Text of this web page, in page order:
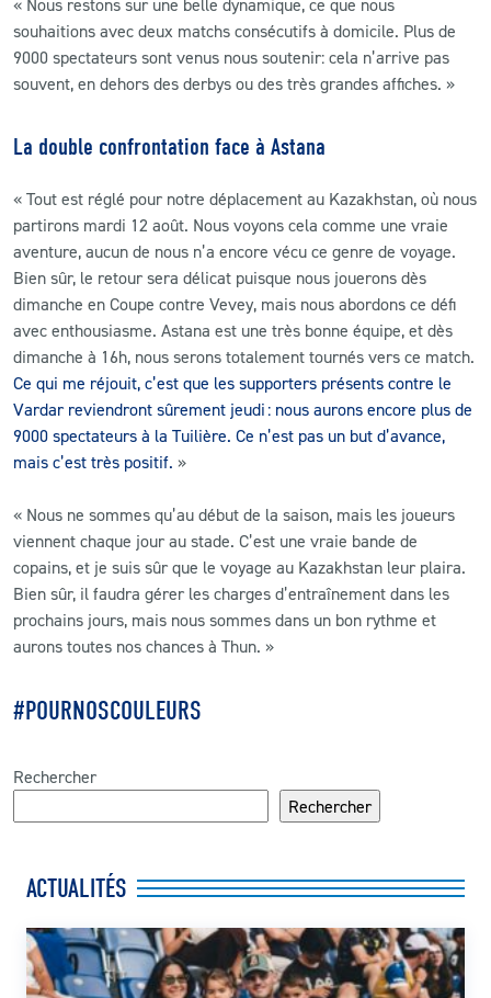
« Nous restons sur une belle dynamique, ce que nous
souhaitions avec deux matchs consécutifs à domicile. Plus de
9000 spectateurs sont venus nous soutenir: cela n’arrive pas
souvent, en dehors des derbys ou des très grandes affiches. »
La double confrontation face à Astana
« Tout est réglé pour notre déplacement au Kazakhstan, où nous
partirons mardi 12 août. Nous voyons cela comme une vraie
aventure, aucun de nous n’a encore vécu ce genre de voyage.
Bien sûr, le retour sera délicat puisque nous jouerons dès
dimanche en Coupe contre Vevey, mais nous abordons ce défi
avec enthousiasme. Astana est une très bonne équipe, et dès
dimanche à 16h, nous serons totalement tournés vers ce match.
Ce qui me réjouit, c’est que les supporters présents contre le
Vardar reviendront sûrement jeudi : nous aurons encore plus de
9000 spectateurs à la Tuilière. Ce n’est pas un but d’avance,
mais c’est très positif. »
« Nous ne sommes qu’au début de la saison, mais les joueurs
viennent chaque jour au stade. C’est une vraie bande de
copains, et je suis sûr que le voyage au Kazakhstan leur plaira.
Bien sûr, il faudra gérer les charges d’entraînement dans les
prochains jours, mais nous sommes dans un bon rythme et
aurons toutes nos chances à Thun. »
#POURNOSCOULEURS
Rechercher
Rechercher
ACTUALITÉS